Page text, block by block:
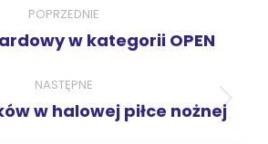
POPRZEDNIE
Poprzedni
w kategorii OPEN
NASTĘPNE
Następny
w halowej piłce nożnej